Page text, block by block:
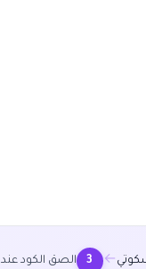
←
3 الصق الكود عند